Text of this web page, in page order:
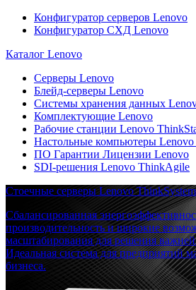
Конфигуратор серверов Lenovo
Конфигуратор СХД Lenovo
Каталог Lenovo
Серверы Lenovo
Блейд-серверы Lenovo
Системы хранения данных
Комплектующие Lenovo
Рабочие станции Lenovo
Настольные компьютеры Lenovo
ПО Гарантии Лицензии Lenovo
SDI-решения Lenovo ThinkAgile
Стоечные серверы Lenovo ThinkSystem
Сбалансированная
производительность и широкие
масштабирования для решения
Идеальная система для предприятий
бизнеса.